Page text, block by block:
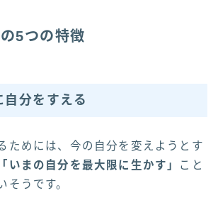
5つの特徴
分をすえる
ためには、今の自分を変えようとす
「いまの自分を最大限に生かす」 こと
そうです。